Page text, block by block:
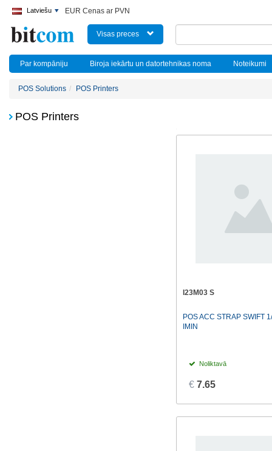
Latviešu EUR Cenas ar PVN
Visas preces
Par kompāniju Biroja iekārtu un datortehnikas noma Noteikumi
POS Solutions POS Printers
POS Printers
I23M03 S
POS ACC STRAP SWIFT
IMIN
Noliktavā
€ 7.65